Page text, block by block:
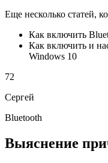
Еще несколько статей,
Как включить
Как включить и
Windows 10
72
Сергей
Bluetooth
Выяснение